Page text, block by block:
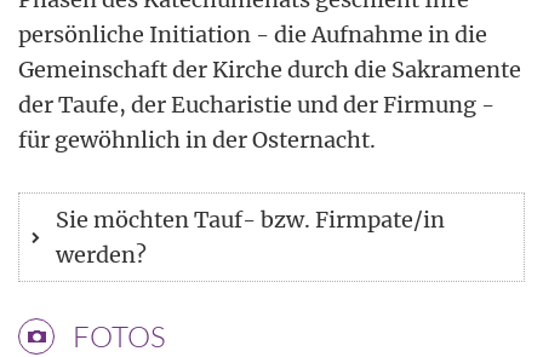
persönliche Initiation - die Aufnahme in die
Gemeinschaft der Kirche durch die Sakramente
der Taufe, der Eucharistie und der Firmung -
für gewöhnlich in der Osternacht.
Sie möchten Tauf- bzw. Firmpate/in
werden?
FOTOS